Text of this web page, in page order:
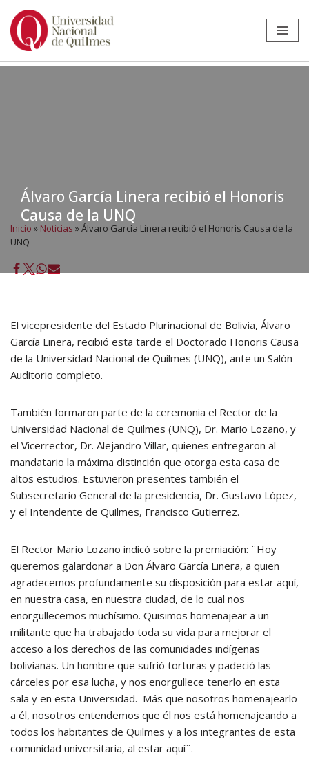
Ir
Álvaro García Linera recibió el Honoris
Causa de la UNQ
Inicio » Noticias »Álvaro García Linera recibió el Honoris Causa de la
UNQ
El vicepresidente del Estado Plurinacional de Bolivia, Álvaro
García Linera, recibió esta tarde el Doctorado Honoris Causa
de la Universidad Nacional de Quilmes (UNQ), ante un Salón
Auditorio completo.
También formaron parte de la ceremonia el Rector de la
Universidad Nacional de Quilmes (UNQ), Dr. Mario Lozano, y
el Vicerrector, Dr. Alejandro Villar, quienes entregaron al
mandatario la máxima distinción que otorga esta casa de
altos estudios. Estuvieron presentes también el
Subsecretario General de la presidencia, Dr. Gustavo López,
y el Intendente de Quilmes, Francisco Gutierrez.
El Rector Mario Lozano indicó sobre la premiación: ¨Hoy
queremos galardonar a Don Álvaro García Linera, a quien
agradecemos profundamente su disposición para estar aquí,
en nuestra casa, en nuestra ciudad, de lo cual nos
enorgullecemos muchísimo. Quisimos homenajear a un
militante que ha trabajado toda su vida para mejorar el
acceso a los derechos de las comunidades indígenas
bolivianas. Un hombre que sufrió torturas y padeció las
cárceles por esa lucha, y nos enorgullece tenerlo en esta
sala y en esta Universidad. Más que nosotros homenajearlo
a él, nosotros entendemos que él nos está homenajeando a
todos los habitantes de Quilmes y a los integrantes de esta
comunidad universitaria, al estar aquí¨.